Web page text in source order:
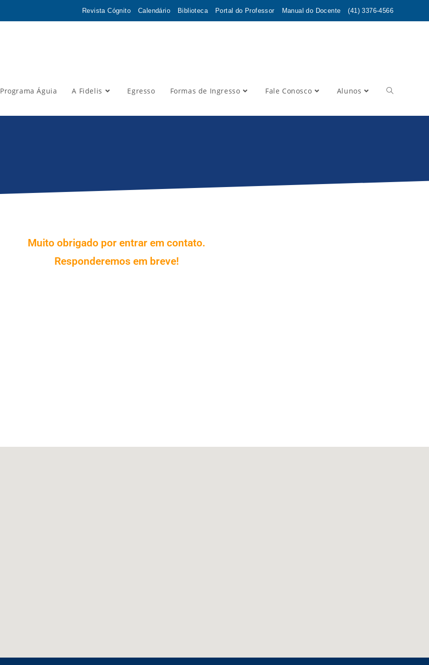
Revista Cógnito Calendário Biblioteca Portal do Professor Manual do Docente (41) 3376-4566
Programa Águia A Fidelis Egresso Formas de Ingresso Fale Conosco Alunos
Muito obrigado por entrar em contato.
Responderemos em breve!